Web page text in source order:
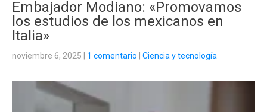
Embajador Modiano: «Promovamos
los estudios de los mexicanos en
Italia»
noviembre 6, 2025 1 comentario Ciencia y tecnología